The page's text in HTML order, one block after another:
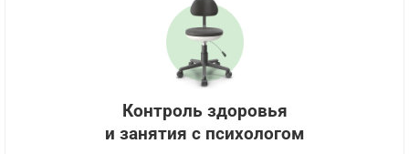
Контроль здоровья
и занятия с психологом